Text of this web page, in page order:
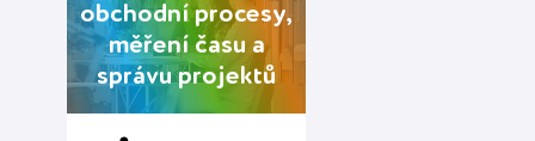
obchodní procesy,
měření času a
správu projektů